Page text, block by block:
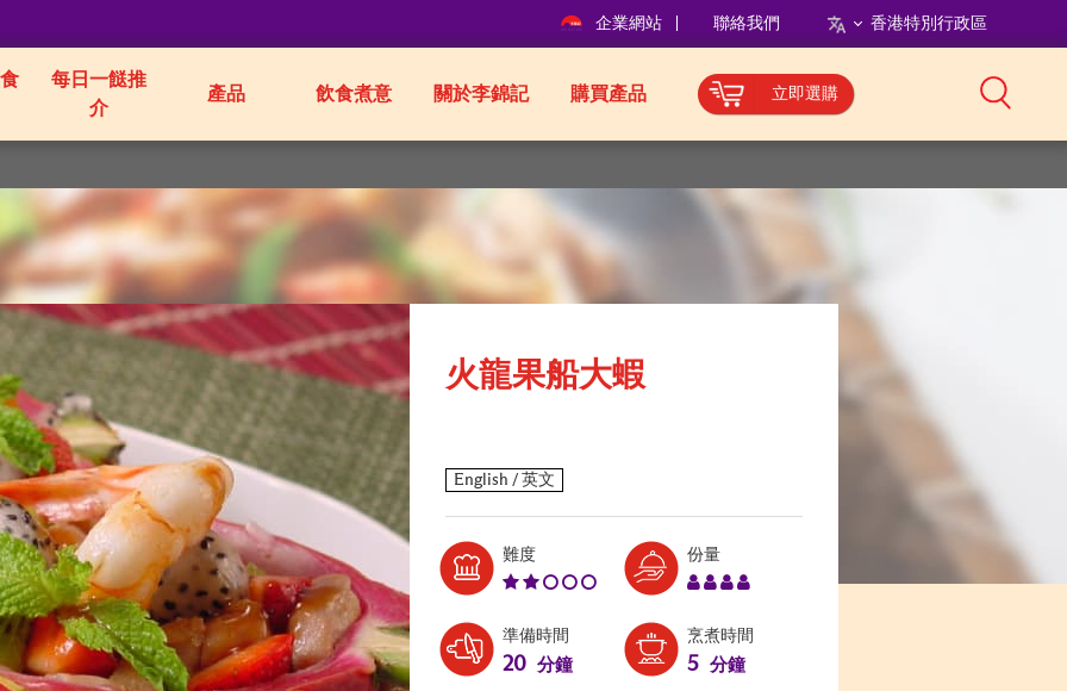
企業網站 聯絡我們 香港特別行政區
每日一餸推
介
產品 飲食煮意 關於李錦記 購買產品 立即選購
火龍果船大蝦
難度Level:
份量Serves:
準備時間
20 分鐘
烹煮時間
5 分鐘